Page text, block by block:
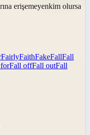
erişemeyenkim olursa
FairlyFaithFakeFallFall
Fall offFall outFall